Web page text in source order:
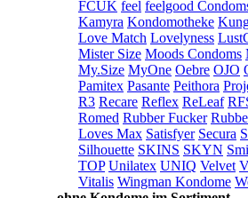
FCUK feel feelgood
Kamyra Kondomotheke
Love Match Lovelyness
Mister Size Moods Condoms
My.Size MyOne Oebre OJO
Pamitex Pasante Peithora
R3 Recare Reflex ReLeaf
Romed Rubber Fucker
Loves Max Satisfyer Secura
Silhouette SKINS SKYN
TOP Unilatex UNIQ Velvet
Vitalis Wingman Kondome